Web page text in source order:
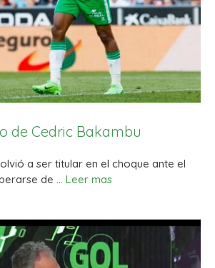
de Cedric Bakambu
a ser titular en el choque ante el
de … Leer mas